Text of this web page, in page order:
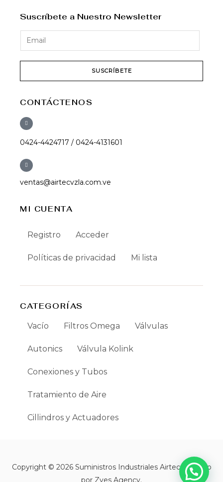
Suscríbete a Nuestro Newsletter
SUSCRÍBETE
CONTÁCTENOS
0424-4424717 / 0424-4131601
ventas@airtecvzla.com.ve
MI CUENTA
Registro Acceder
Políticas de privacidad Mi lista
CATEGORÍAS
Vacío Filtros Omega Válvulas
Autonics Válvula Kolink
Conexiones y Tubos
Tratamiento de Aire
Cillindros y Actuadores
Copyright © 2026 Suministros Industriales Airtec | Creado
por Zyes Agency.